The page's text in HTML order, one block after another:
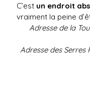
C’est un endroit
vraiment la peine
Adresse de la
Adresse des Serres